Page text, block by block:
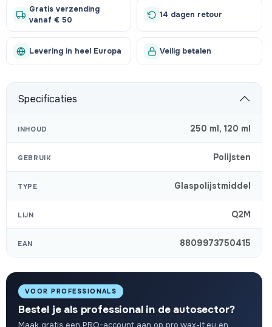
Gratis verzending
vanaf € 50
14 dagen retour
Levering in heel Europa Veilig betalen
Specificaties
INHOUD 250 ml, 120 ml
GEBRUIK Polijsten
TYPE Glaspolijstmiddel
LIJN Q2M
EAN 8809973750415
VOOR PROFESSIONALS
Bestel je als professional in de autosector?
Maak gratis een PRO-account aan op pro.wax-it.eu en